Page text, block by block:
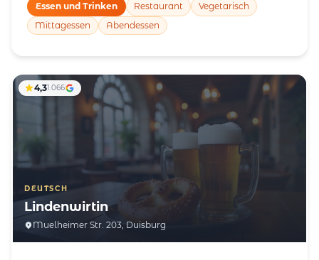
Essen und Trinken Restaurant
Vegetarisch
Mittagessen
Abendessen
DEUTSCH
Lindenwirtin
Muelheimer Str. 203, Duisburg
4,31.066